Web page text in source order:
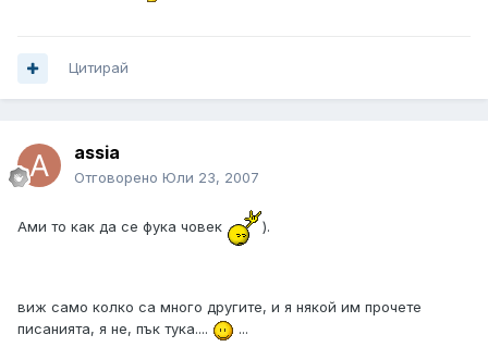
Цитирай
assia
Отговорено Юли 23, 2007
Ами то как да се фука човек ).
виж само колко са много другите, и я някой им прочете
писанията, я не, пък тука....
...